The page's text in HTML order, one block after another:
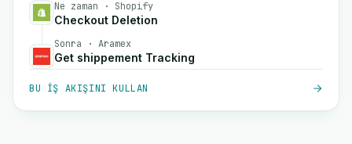
Ne zaman · Shopify
Checkout Deletion
Sonra · Aramex
Get shippement Tracking
BU IŞ AKIŞINI KULLAN